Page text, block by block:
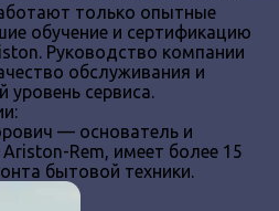
только опытные
обучение и сертификацию
Руководство компании
обслуживания и
сервиса.
— основатель и
Rem, имеет более 15
бытовой техники.